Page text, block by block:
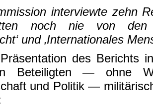
interviewte zehn
noch nie von den
und ‚Internationales
des Berichts
Beteiligten — ohne
und Politik —